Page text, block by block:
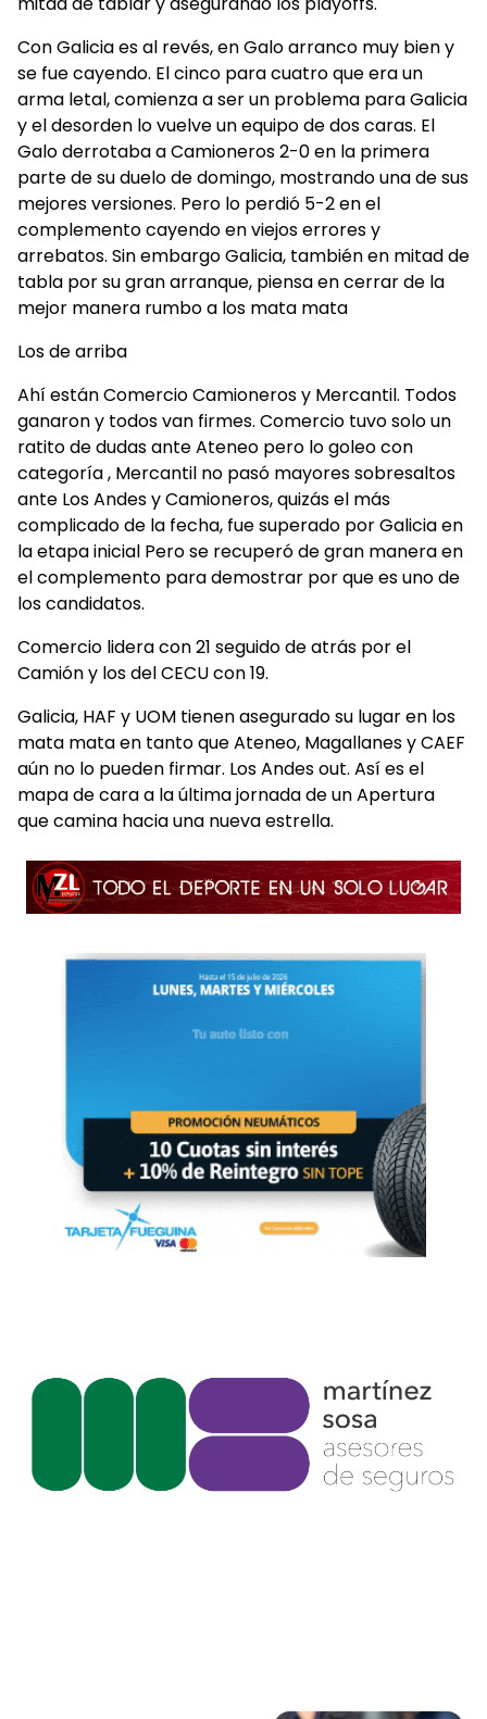
Con Galicia es al revés, en Galo arranco muy bien y
se fue cayendo. El cinco para cuatro que era un
arma letal, comienza a ser un problema para Galicia
y el desorden lo vuelve un equipo de dos caras. El
Galo derrotaba a Camioneros 2-0 en la primera
parte de su duelo de domingo, mostrando una de sus
mejores versiones. Pero lo perdió 5-2 en el
complemento cayendo en viejos errores y
arrebatos. Sin embargo Galicia, también en mitad de
tabla por su gran arranque, piensa en cerrar de la
mejor manera rumbo a los mata mata
Los de arriba
Ahí están Comercio Camioneros y Mercantil. Todos
ganaron y todos van firmes. Comercio tuvo solo un
ratito de dudas ante Ateneo pero lo goleo con
categoría , Mercantil no pasó mayores sobresaltos
ante Los Andes y Camioneros, quizás el más
complicado de la fecha, fue superado por Galicia en
la etapa inicial Pero se recuperó de gran manera en
el complemento para demostrar por que es uno de
los candidatos.
Comercio lidera con 21 seguido de atrás por el
Camión y los del CECU con 19.
Galicia, HAF y UOM tienen asegurado su lugar en los
mata mata en tanto que Ateneo, Magallanes y CAEF
aún no lo pueden firmar. Los Andes out. Así es el
mapa de cara a la última jornada de un Apertura
que camina hacia una nueva estrella.